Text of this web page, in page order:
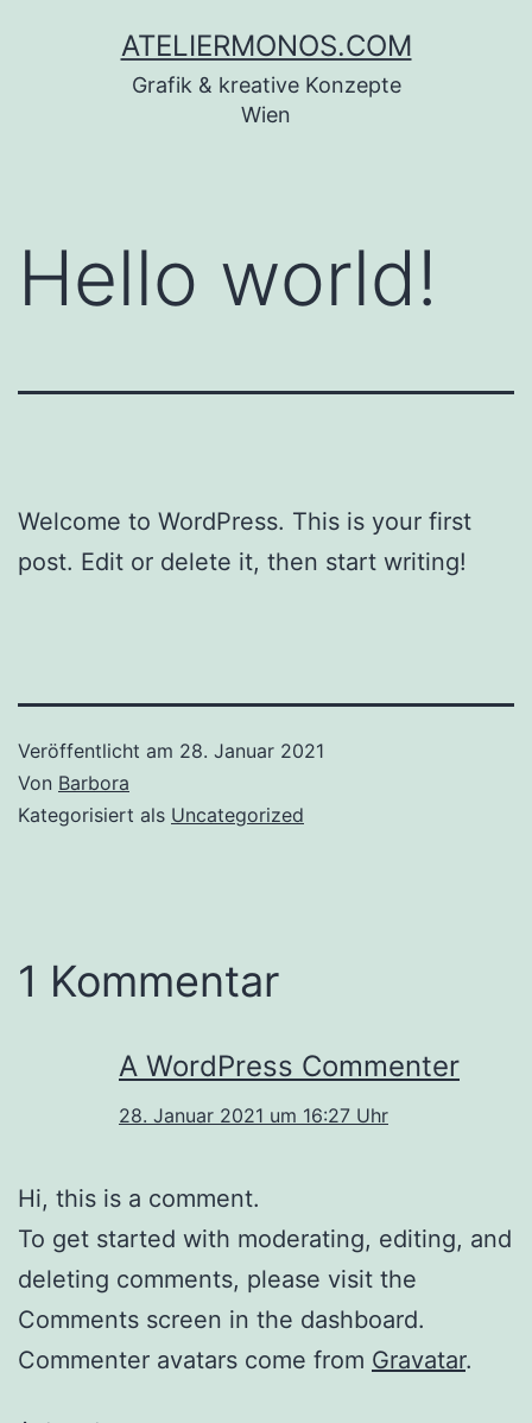
ATELIERMONOS.COM
Grafik & kreative Konzepte
Wien
Hello world!
Welcome to WordPress. This is your first
post. Edit or delete it, then start writing!
Veröffentlicht am 28. Januar 2021
Von Barbora
Kategorisiert als Uncategorized
1 Kommentar
A WordPress Commenter
28. Januar 2021 um 16:27 Uhr
Hi, this is a comment.
To get started with moderating, editing, and
deleting comments, please visit the
Comments screen in the dashboard.
Commenter avatars come from Gravatar.